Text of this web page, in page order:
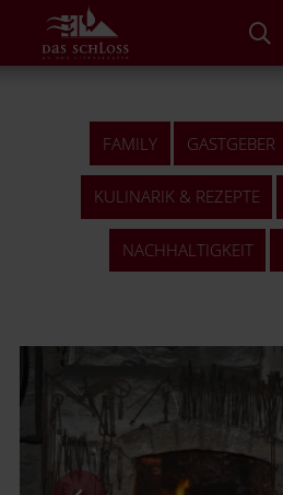
springen
FAMILY GASTGEBER
KULINARIK & REZEPTE
NACHHALTIGKEIT